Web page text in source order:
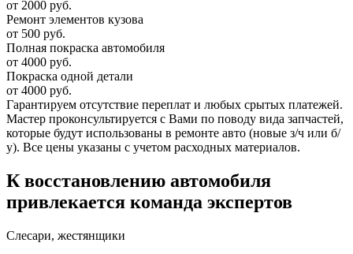
от 2000 руб.
Ремонт элементов кузова
от 500 руб.
Полная покраска автомобиля
от 4000 руб.
Покраска одной детали
от 4000 руб.
Гарантируем отсутствие переплат и любых срытых платежей.
Мастер проконсультируется с Вами по поводу вида запчастей,
которые будут использованы в ремонте авто (новые з/ч или б/
у). Все цены указаны с учетом расходных материалов.
К восстановлению автомобиля
привлекается команда экспертов
Слесари, жестянщики